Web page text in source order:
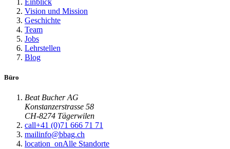
Einblick
Vision und Mission
Geschichte
Team
Jobs
Lehrstellen
Blog
Büro
Beat Bucher AG
Konstanzerstrasse 58
CH-8274 Tägerwilen
call+41 (0)71 666 71 71
mailinfo@bbag.ch
location_onAlle Standorte